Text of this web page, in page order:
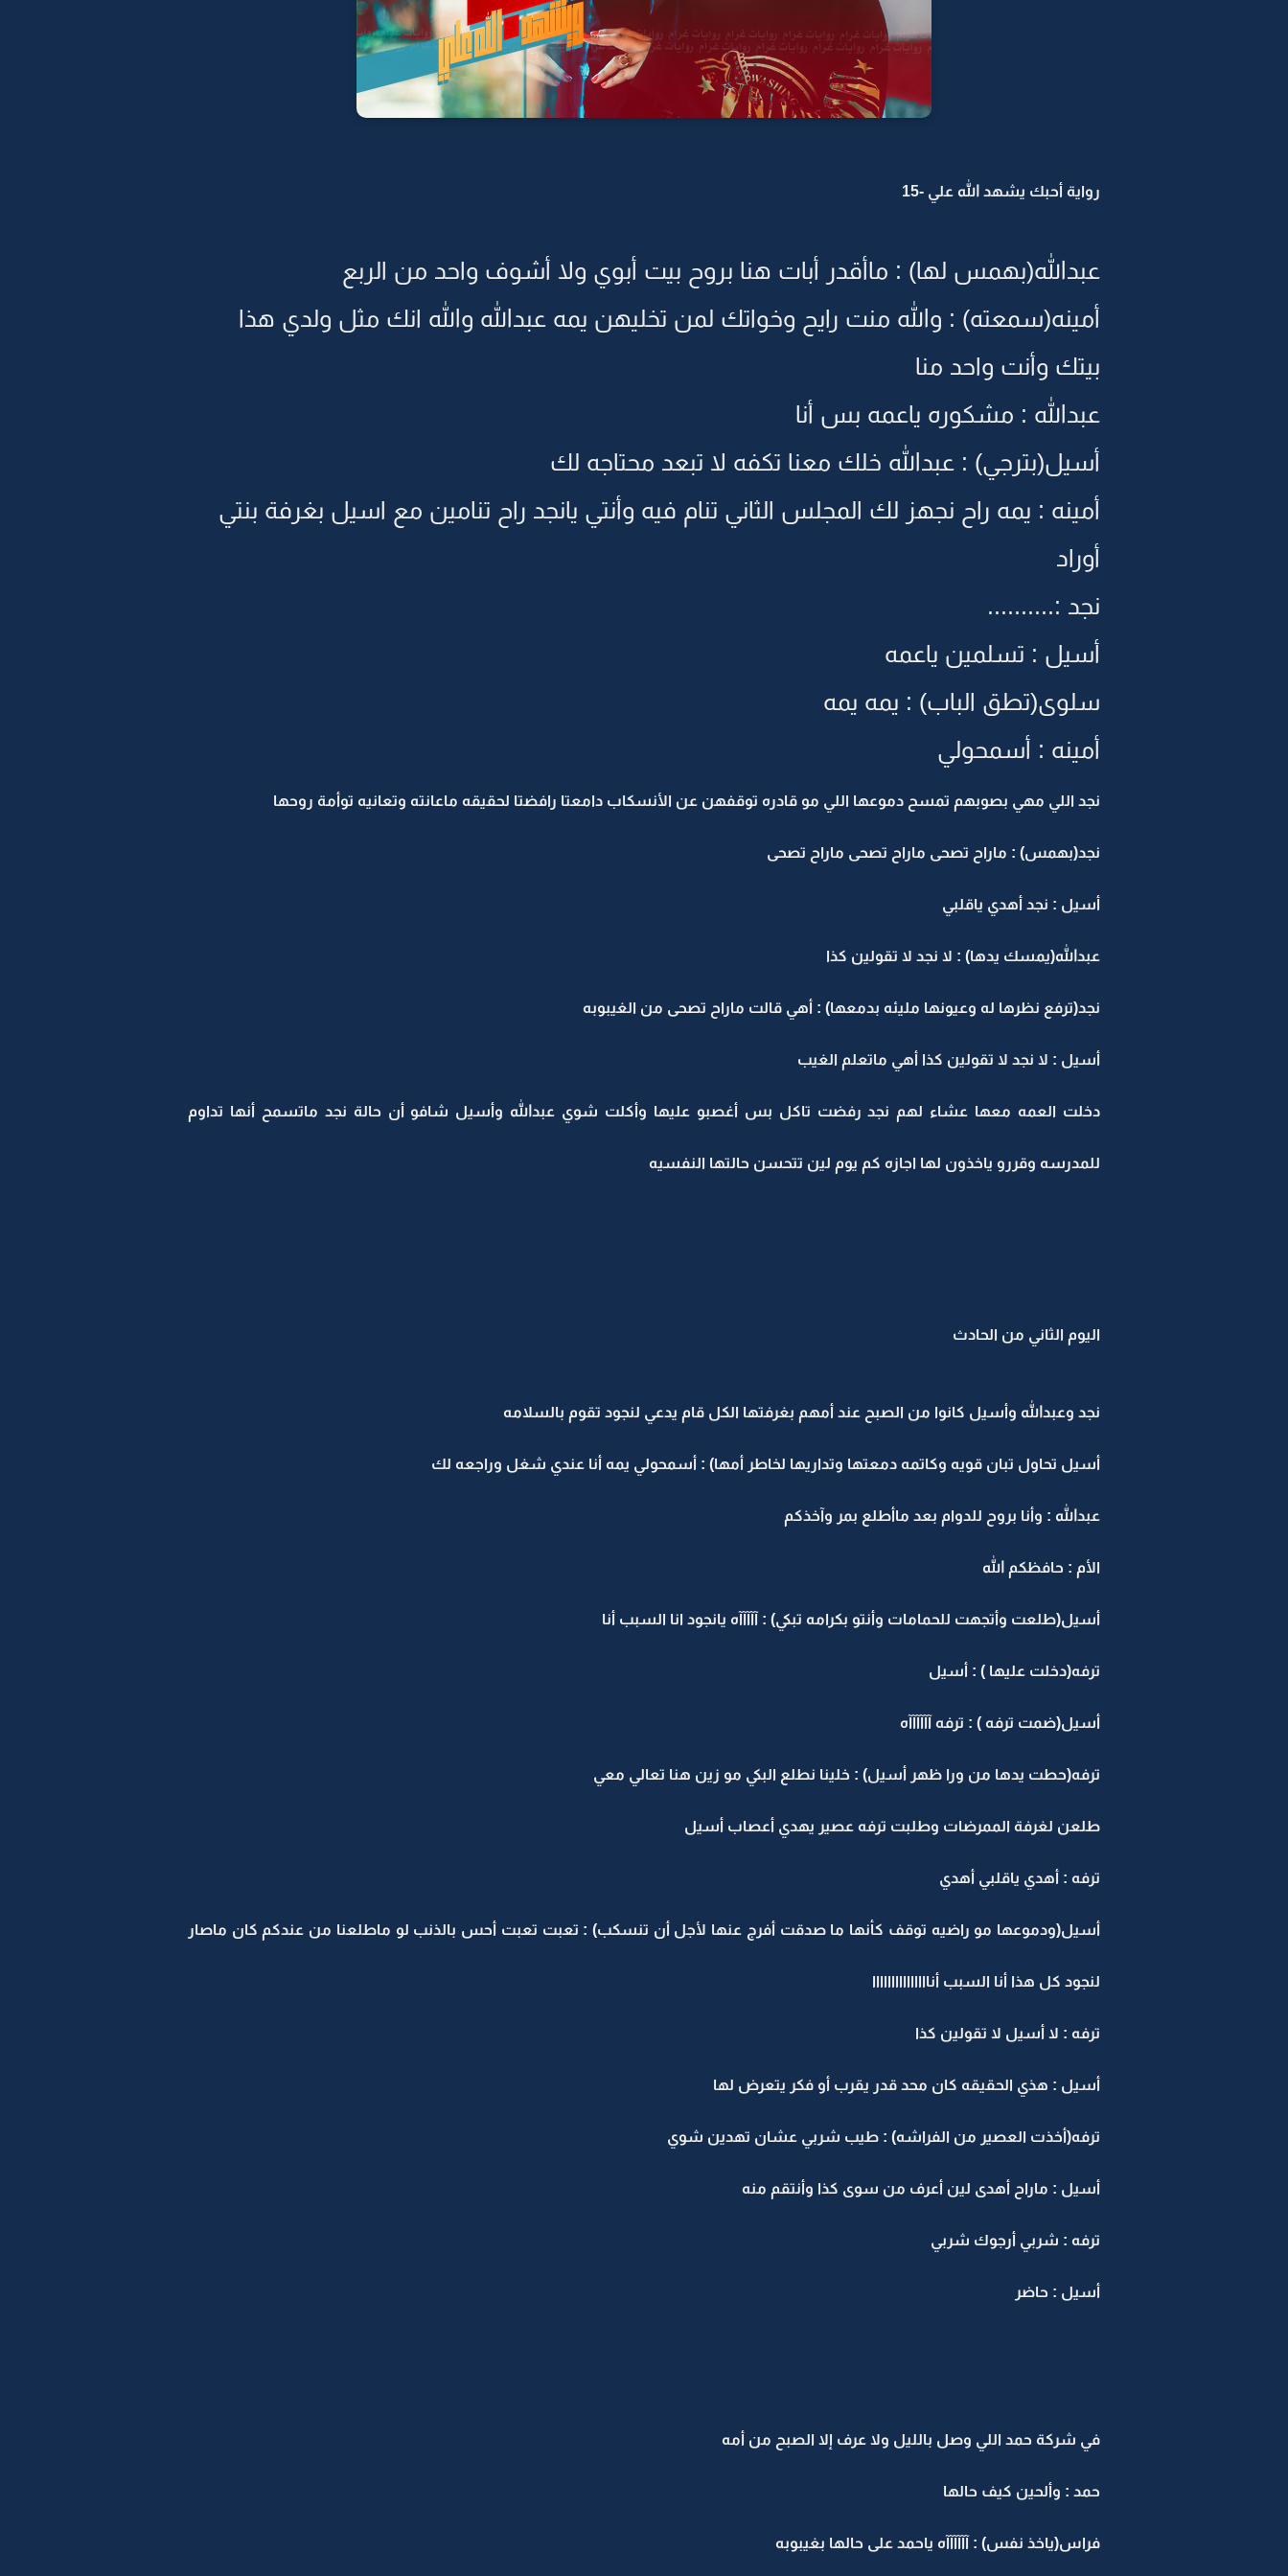
رواية أحبك يشهد الله علي -15
عبدالله(بهمس لها) : ماأقدر أبات هنا بروح بيت أبوي ولا أشوف واحد من الربع
أمينه(سمعته) : والله منت رايح وخواتك لمن تخليهن يمه عبدالله والله انك مثل ولدي هذا
بيتك وأنت واحد منا
عبدالله : مشكوره ياعمه بس أنا
أسيل(بترجي) : عبدالله خلك معنا تكفه لا تبعد محتاجه لك
أمينه : يمه راح نجهز لك المجلس الثاني تنام فيه وأنتي يانجد راح تنامين مع اسيل بغرفة بنتي
أوراد
نجد :..........
أسيل : تسلمين ياعمه
سلوى(تطق الباب) : يمه يمه
أمينه : أسمحولي
نجد اللي مهي بصوبهم تمسح دموعها اللي مو قادره توقفهن عن الأنسكاب دامعتا رافضتا لحقيقه ماعانته وتعانيه توأمة روحها
نجد(بهمس) : ماراح تصحى ماراح تصحى ماراح تصحى
أسيل : نجد أهدي ياقلبي
عبدالله(يمسك يدها) : لا نجد لا تقولين كذا
نجد(ترفع نظرها له وعيونها مليئه بدمعها) : أهي قالت ماراح تصحى من الغيبوبه
أسيل : لا نجد لا تقولين كذا أهي ماتعلم الغيب
دخلت العمه معها عشاء لهم نجد رفضت تاكل بس أغصبو عليها وأكلت شوي عبدالله وأسيل شافو أن حالة نجد ماتسمح أنها تداوم
للمدرسه وقررو ياخذون لها اجازه كم يوم لين تتحسن حالتها النفسيه
اليوم الثاني من الحادث
نجد وعبدالله وأسيل كانوا من الصبح عند أمهم بغرفتها الكل قام يدعي لنجود تقوم بالسلامه
أسيل تحاول تبان قويه وكاتمه دمعتها وتداريها لخاطر أمها) : أسمحولي يمه أنا عندي شغل وراجعه لك
عبدالله : وأنا بروح للدوام بعد ماأطلع بمر وآخذكم
الأم : حافظكم الله
أسيل(طلعت وأتجهت للحمامات وأنتو بكرامه تبكي) : آآآآآه يانجود انا السبب أنا
ترفه(دخلت عليها ) : أسيل
أسيل(ضمت ترفه ) : ترفه آآآآآآه
ترفه(حطت يدها من ورا ظهر أسيل) : خلينا نطلع البكي مو زين هنا تعالي معي
طلعن لغرفة الممرضات وطلبت ترفه عصير يهدي أعصاب أسيل
ترفه : أهدي ياقلبي أهدي
أسيل(ودموعها مو راضيه توقف كأنها ما صدقت أفرج عنها لأجل أن تنسكب) : تعبت تعبت أحس بالذنب لو ماطلعنا من عندكم كان ماصار
لنجود كل هذا أنا السبب أنااااااااااااااا
ترفه : لا أسيل لا تقولين كذا
أسيل : هذي الحقيقه كان محد قدر يقرب أو فكر يتعرض لها
ترفه(أخذت العصير من الفراشه) : طيب شربي عشان تهدين شوي
أسيل : ماراح أهدى لين أعرف من سوى كذا وأنتقم منه
ترفه : شربي أرجوك شربي
أسيل : حاضر
في شركة حمد اللي وصل بالليل ولا عرف إلا الصبح من أمه
حمد : وألحين كيف حالها
فراس(ياخذ نفس) : آآآآآآه ياحمد على حالها بغيبوبه